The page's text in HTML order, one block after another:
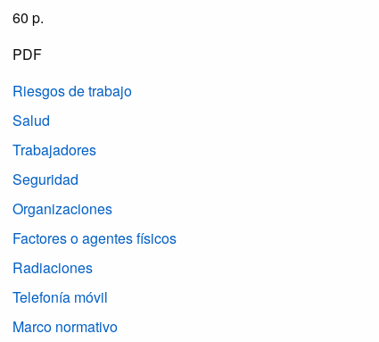
60 p.
PDF
Riesgos de trabajo
Salud
Trabajadores
Seguridad
Organizaciones
Factores o agentes físicos
Radiaciones
Telefonía móvil
Marco normativo